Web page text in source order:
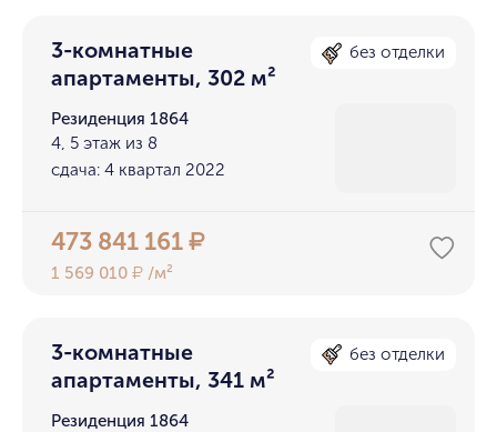
3-комнатные
апартаменты, 302 м²
без отделки
Резиденция 1864
4, 5 этаж из 8
сдача: 4 квартал 2022
473 841 161₽
1 569 010₽ /м²
3-комнатные
апартаменты, 341 м²
без отделки
Резиденция 1864